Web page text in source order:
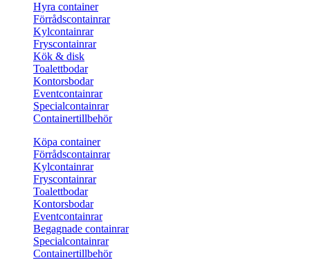
Hyra container
Förrådscontainrar
Kylcontainrar
Fryscontainrar
Kök & disk
Toalettbodar
Kontorsbodar
Eventcontainrar
Specialcontainrar
Containertillbehör
Köpa container
Förrådscontainrar
Kylcontainrar
Fryscontainrar
Toalettbodar
Kontorsbodar
Eventcontainrar
Begagnade containrar
Specialcontainrar
Containertillbehör